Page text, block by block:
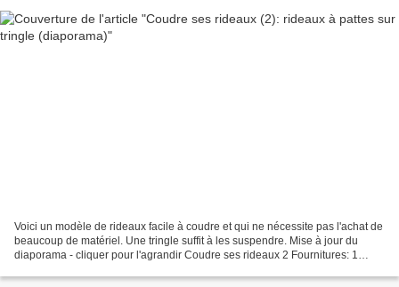
Voici un modèle de rideaux facile à coudre et qui ne nécessite pas l'achat de
beaucoup de matériel. Une tringle suffit à les suspendre. Mise à jour du
diaporama - cliquer pour l'agrandir Coudre ses rideaux 2 Fournitures: 1